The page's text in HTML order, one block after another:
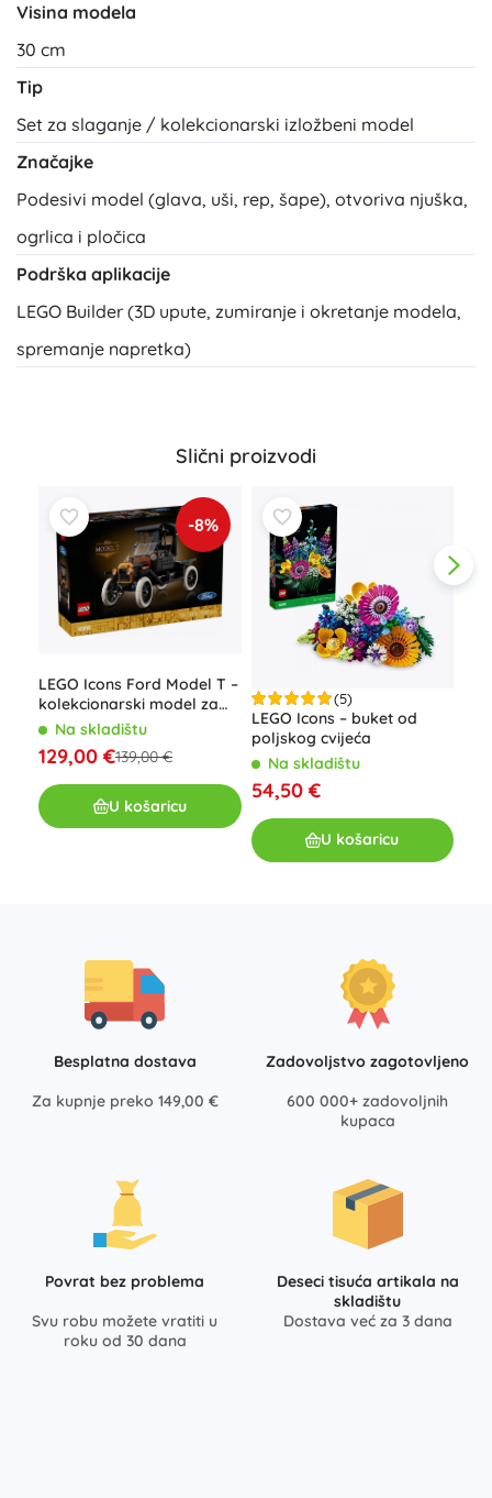
Visina modela
30 cm
Tip
Set za slaganje / kolekcionarski izložbeni model
Značajke
Podesivi model (glava, uši, rep, šape), otvoriva njuška,
ogrlica i pločica
Podrška aplikacije
LEGO Builder (3D upute, zumiranje i okretanje modela,
spremanje napretka)
Slični proizvodi
-8%
LEGO Icons Ford Model T –
kolekcionarski model za
odrasle
Na skladištu
129,00 €139,00 €
U košaricu
(5)
LEGO Icons – buket od
poljskog cvijeća
Na skladištu
54,50 €
U košaricu
Besplatna dostava
Za kupnje preko 149,00 €
Zadovoljstvo zagotovljeno
600 000+ zadovoljnih
kupaca
Povrat bez problema
Svu robu možete vratiti u
roku od 30 dana
Deseci tisuća artikala na
skladištu
Dostava već za 3 dana